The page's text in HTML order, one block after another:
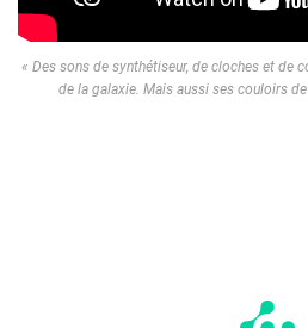
« Des sons de synthétiseur, de cloches et de
de la galaxie. Mais aussi ses couloirs